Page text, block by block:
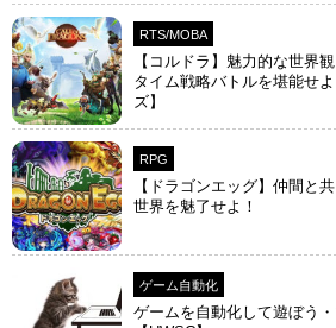
RTS/MOBA
【コルドラ】魅力的な世界
タイム戦略バトルを堪能せ
ズ】
RPG
【ドラゴンエッグ】仲間と
世界を魅了せよ！
ゲーム自動化
ゲームを自動化して遊ぼう